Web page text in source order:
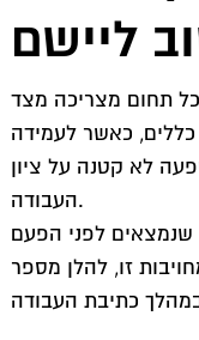
בעת כתיבת העבודה
עבודת סמינריון
– כללים שחשוב ליישם
ליישם
תחום מצריכה מצד
כאשר לעמידה
לא קטנה על ציון
העבודה.
שנמצאים לפני הפעם
זו, להלן מספר